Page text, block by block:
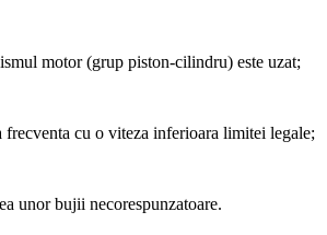
motor (grup piston-cilindru) este uzat;
frecventa cu o viteza inferioara limitei legale;
unor bujii necorespunzatoare.